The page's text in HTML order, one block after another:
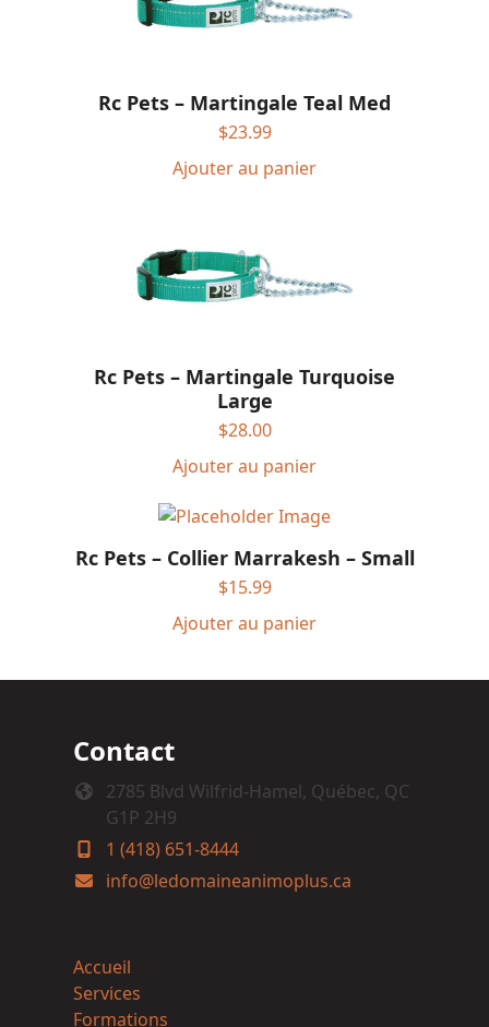
Rc Pets – Martingale Teal Med
$23.99
Ajouter au panier
Rc Pets – Martingale Turquoise
Large
$28.00
Ajouter au panier
Rc Pets – Collier Marrakesh – Small
$15.99
Ajouter au panier
Contact
2785 Blvd Wilfrid-Hamel, Québec, QC
G1P 2H9
1 (418) 651-8444
info@ledomaineanimoplus.ca
Accueil
Services
Formations